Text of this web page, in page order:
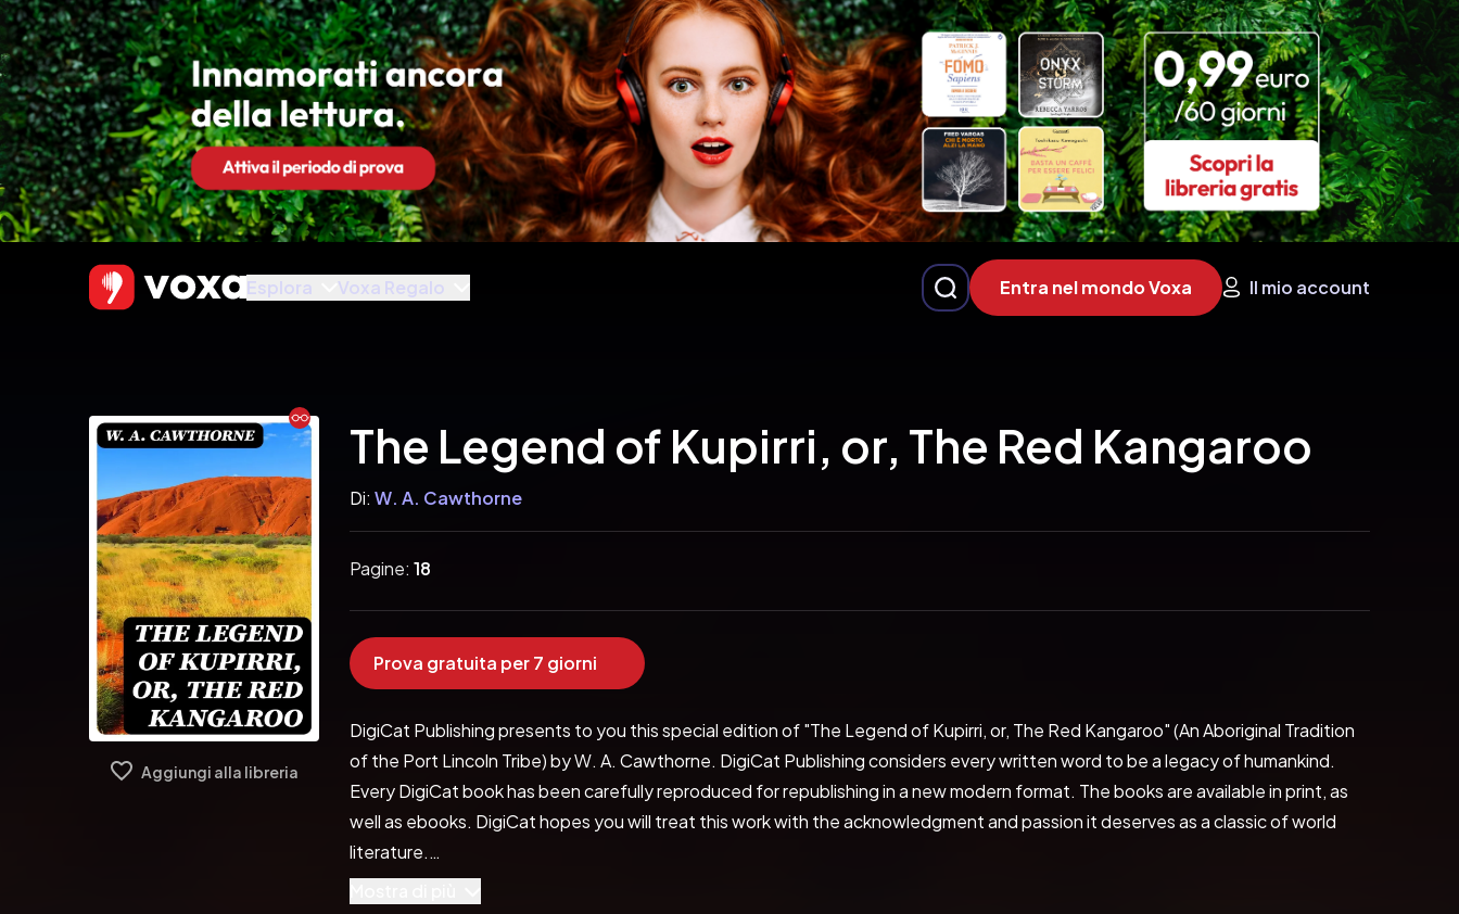
Esplora Voxa Regalo Entra nel mondo Voxa Il mio account
Ebook
Aggiungi alla libreria
The Legend of Kupirri, or, The Red Kangaroo
Di: W. A. Cawthorne
Pagine: 18
Prova gratuita per 7 giorni
DigiCat Publishing presents to you this special edition of "The Legend of Kupirri, or, The Red Kangaroo" (An Aboriginal Tradition
of the Port Lincoln Tribe) by W. A. Cawthorne. DigiCat Publishing considers every written word to be a legacy of humankind.
Every DigiCat book has been carefully reproduced for republishing in a new modern format. The books are available in print, as
well as ebooks. DigiCat hopes you will treat this work with the acknowledgment and passion it deserves as a classic of world
literature.
Pubblicato da:  DigiCat